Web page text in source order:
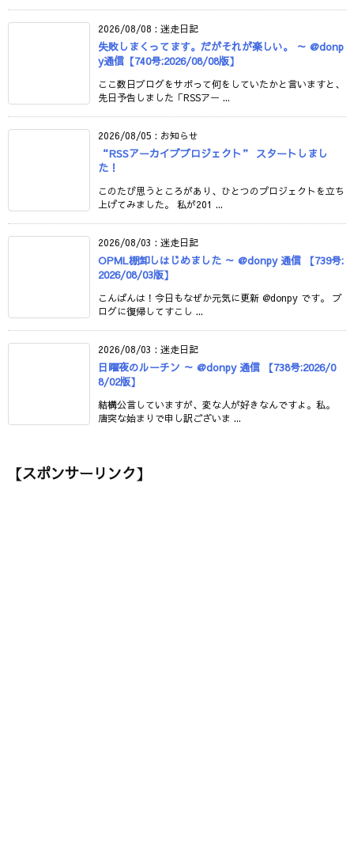
2026/08/08 : 迷走日記
失敗しまくってます。だがそれが楽しい。 ～ @donp
y通信【740号:2026/08/08版】
ここ数日ブログをサボって何をしていたかと言いますと、
先日予告しました「RSSアー ...
2026/08/05 : お知らせ
“RSSアーカイブプロジェクト” スタートしまし
た！
このたび思うところがあり、ひとつのプロジェクトを立ち
上げてみました。 私が201 ...
2026/08/03 : 迷走日記
OPML棚卸しはじめました ～ @donpy 通信 【739号:
2026/08/03版】
こんばんは！今日もなぜか元気に更新 @donpy です。 ブ
ログに復帰してすこし ...
2026/08/03 : 迷走日記
日曜夜のルーチン ～ @donpy 通信 【738号:2026/0
8/02版】
結構公言していますが、変な人が好きなんですよ。私。
唐突な始まりで申し訳ございま ...
【スポンサーリンク】